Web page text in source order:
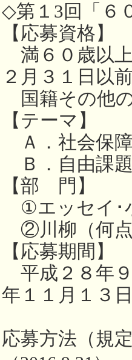
◇第１3回「６
【応募資格】
満６０歳以
２月３１日以
国籍その他
【テーマ】
Ａ．社会保
Ｂ．自由課題
【部 門】
①エッセイ･
②川柳（何点
【応募期間】
平成２８年
年１１月１３
応募方法（規